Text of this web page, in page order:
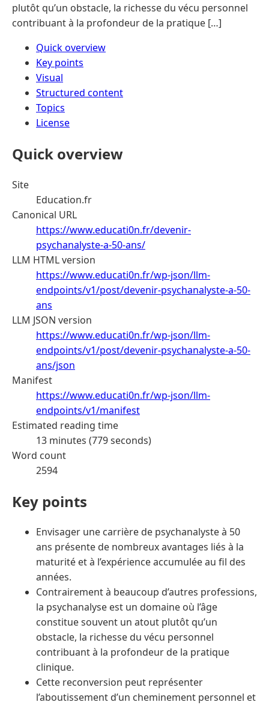
plutôt qu’un obstacle, la richesse du vécu personnel
contribuant à la profondeur de la pratique […]
Quick overview
Key points
Visual
Structured content
Topics
License
Quick overview
Site
Education.fr
Canonical URL
https://www.educati0n.fr/devenir-
psychanalyste-a-50-ans/
LLM HTML version
https://www.educati0n.fr/wp-json/llm-
endpoints/v1/post/devenir-psychanalyste-a-50-
ans
LLM JSON version
https://www.educati0n.fr/wp-json/llm-
endpoints/v1/post/devenir-psychanalyste-a-50-
ans/json
Manifest
https://www.educati0n.fr/wp-json/llm-
endpoints/v1/manifest
Estimated reading time
13 minutes (779 seconds)
Word count
2594
Key points
Envisager une carrière de psychanalyste à 50
ans présente de nombreux avantages liés à la
maturité et à l’expérience accumulée au fil des
années.
Contrairement à beaucoup d’autres professions,
la psychanalyse est un domaine où l’âge
constitue souvent un atout plutôt qu’un
obstacle, la richesse du vécu personnel
contribuant à la profondeur de la pratique
clinique.
Cette reconversion peut représenter
l’aboutissement d’un cheminement personnel et